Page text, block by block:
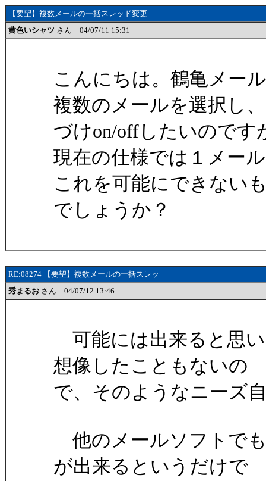
【要望】複数メールの一括スレッド変更
黄色いシャツ さん 04/07/11 15:31
こんにちは。鶴亀メー
複数のメールを選択し
づけon/offしたいのです
現在の仕様では１メー
これを可能にできない
でしょうか？
RE:08274 【要望】複数メールの一括スレッ
秀まるお さん 04/07/12 13:46
可能には出来ると思
想像したこともないの
で、そのようなニーズ
他のメールソフトで
が出来るというだけで